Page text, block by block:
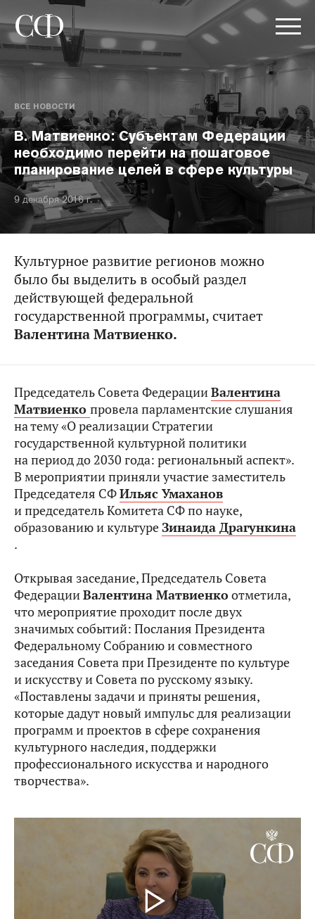
ВСЕ НОВОСТИ
В. Матвиенко: Субъектам Федерации
необходимо перейти на пошаговое
планирование целей в сфере культуры
9 декабря 2016 г.
Культурное развитие регионов можно
было бы выделить в особый раздел
действующей федеральной
государственной программы, считает
Валентина Матвиенко.
Председатель Совета ФедерацииВалентина
Матвиенко провела парламентские слушания
на тему «О реализации Стратегии
государственной культурной политики
на период до 2030 года: региональный аспект».
В мероприятии приняли участие заместитель
Председателя СФИльяс Умаханов
и председатель Комитета СФ по науке,
образованию и культуреЗинаида Драгункина
.
Открывая заседание, Председатель Совета
ФедерацииВалентина Матвиенкоотметила,
что мероприятие проходит после двух
значимых событий: Послания Президента
Федеральному Собранию и совместного
заседания Совета при Президенте по культуре
и искусству и Совета по русскому языку.
«Поставлены задачи и приняты решения,
которые дадут новый импульс для реализации
программ и проектов в сфере сохранения
культурного наследия, поддержки
профессионального искусства и народного
творчества».